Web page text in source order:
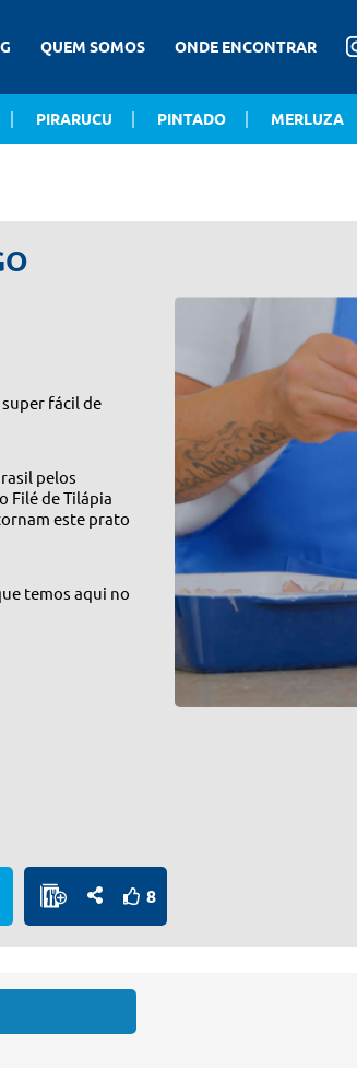
QUEM SOMOS ONDE ENCONTRAR
PIRARUCU PINTADO MERLUZA
fácil de
pelos
Filé de Tilápia
este prato
temos aqui no
8